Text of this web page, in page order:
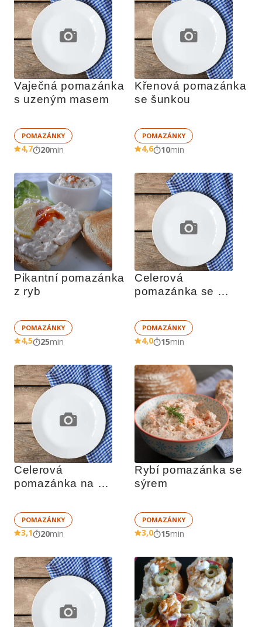
Vaječná pomazánka
s uzeným masem
POMAZÁNKY
4,7 20min
Křenová pomazánka
se šunkou
POMAZÁNKY
4,6 10min
Pikantní pomazánka
z ryb
POMAZÁNKY
4,5 25min
Celerová
pomazánka se
POMAZÁNKY
4,0 15min
Celerová
pomazánka na
POMAZÁNKY
3,1 20min
Rybí pomazánka se
sýrem
POMAZÁNKY
3,0 15min